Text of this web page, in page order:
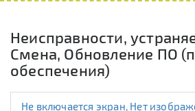
Неисправности,
Смена, Обновление ПО
обеспечения)
Не включается экран, Нет